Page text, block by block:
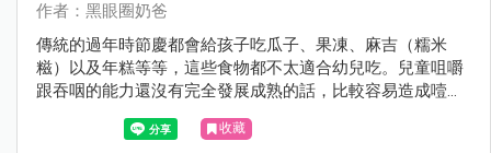
作者：黑眼圈奶爸
傳統的過年時節慶都會給孩子吃瓜子、果凍、麻吉（糯米
糍）以及年糕等等，這些食物都不太適合幼兒吃。兒童咀嚼
跟吞咽的能力還沒有完全發展成熟的話，比較容易造成噎住
窒息的意外發生，這一點父母跟家長長輩們，要特別留意還
有事先跟長輩溝通好。
收藏